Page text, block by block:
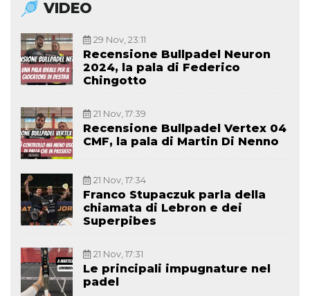
VIDEO
29 Nov, 23:11
Recensione Bullpadel Neuron
2024, la pala di Federico
Chingotto
21 Nov, 17:39
Recensione Bullpadel Vertex 04
CMF, la pala di Martin Di Nenno
21 Nov, 17:34
Franco Stupaczuk parla della
chiamata di Lebron e dei
Superpibes
21 Nov, 17:31
Le principali impugnature nel
padel